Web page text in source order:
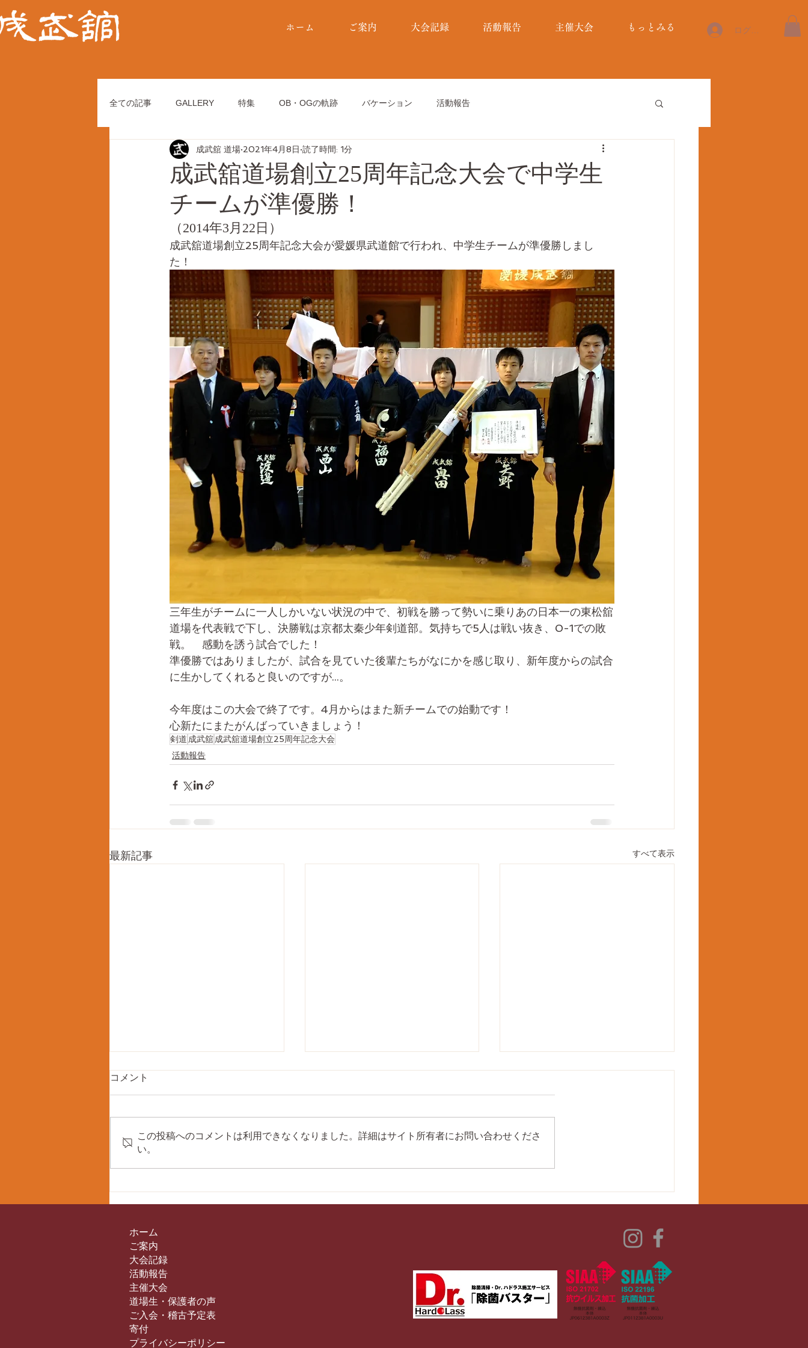
ホーム ご案内 大会記録 活動報告 主催大会 もっとみる ログイン
全ての記事 GALLERY 特集 OB・OGの軌跡 バケーション 活動報告
成武舘道場創立25周年記念大会で中学生
チームが準優勝！
成武舘 道場 2021年4月8日 読了時間: 1分
（2014年3月22日）
成武舘道場創立25周年記念大会が愛媛県武道館で行われ、中学生チームが準優勝しまし
た！
三年生がチームに一人しかいない状況の中で、初戦を勝って勢いに乗りあの日本一の東松舘
道場を代表戦で下し、決勝戦は京都太秦少年剣道部。気持ちで5人は戦い抜き、0-1での敗
戦。　感動を誘う試合でした！
準優勝ではありましたが、試合を見ていた後輩たちがなにかを感じ取り、新年度からの試合
に生かしてくれると良いのですが...。
今年度はこの大会で終了です。4月からはまた新チームでの始動です！
心新たにまたがんばっていきましょう！
剣道 成武舘成武舘道場創立25周年記念大会
活動報告
最新記事 すべて表示
第43回双海剣道練成大会に
第28回愛媛県少年剣道選手権
第52回味酒剣道錬成大会にて
コメント
この投稿へのコメントは利用できなくなりました。詳細はサイト所有者にお問い合わせくださ
い。
ホーム
ご案内
大会記録
活動報告
主催大会
道場生・保護者の声
ご入会・稽古予定表
寄付
プライバシーポリシー